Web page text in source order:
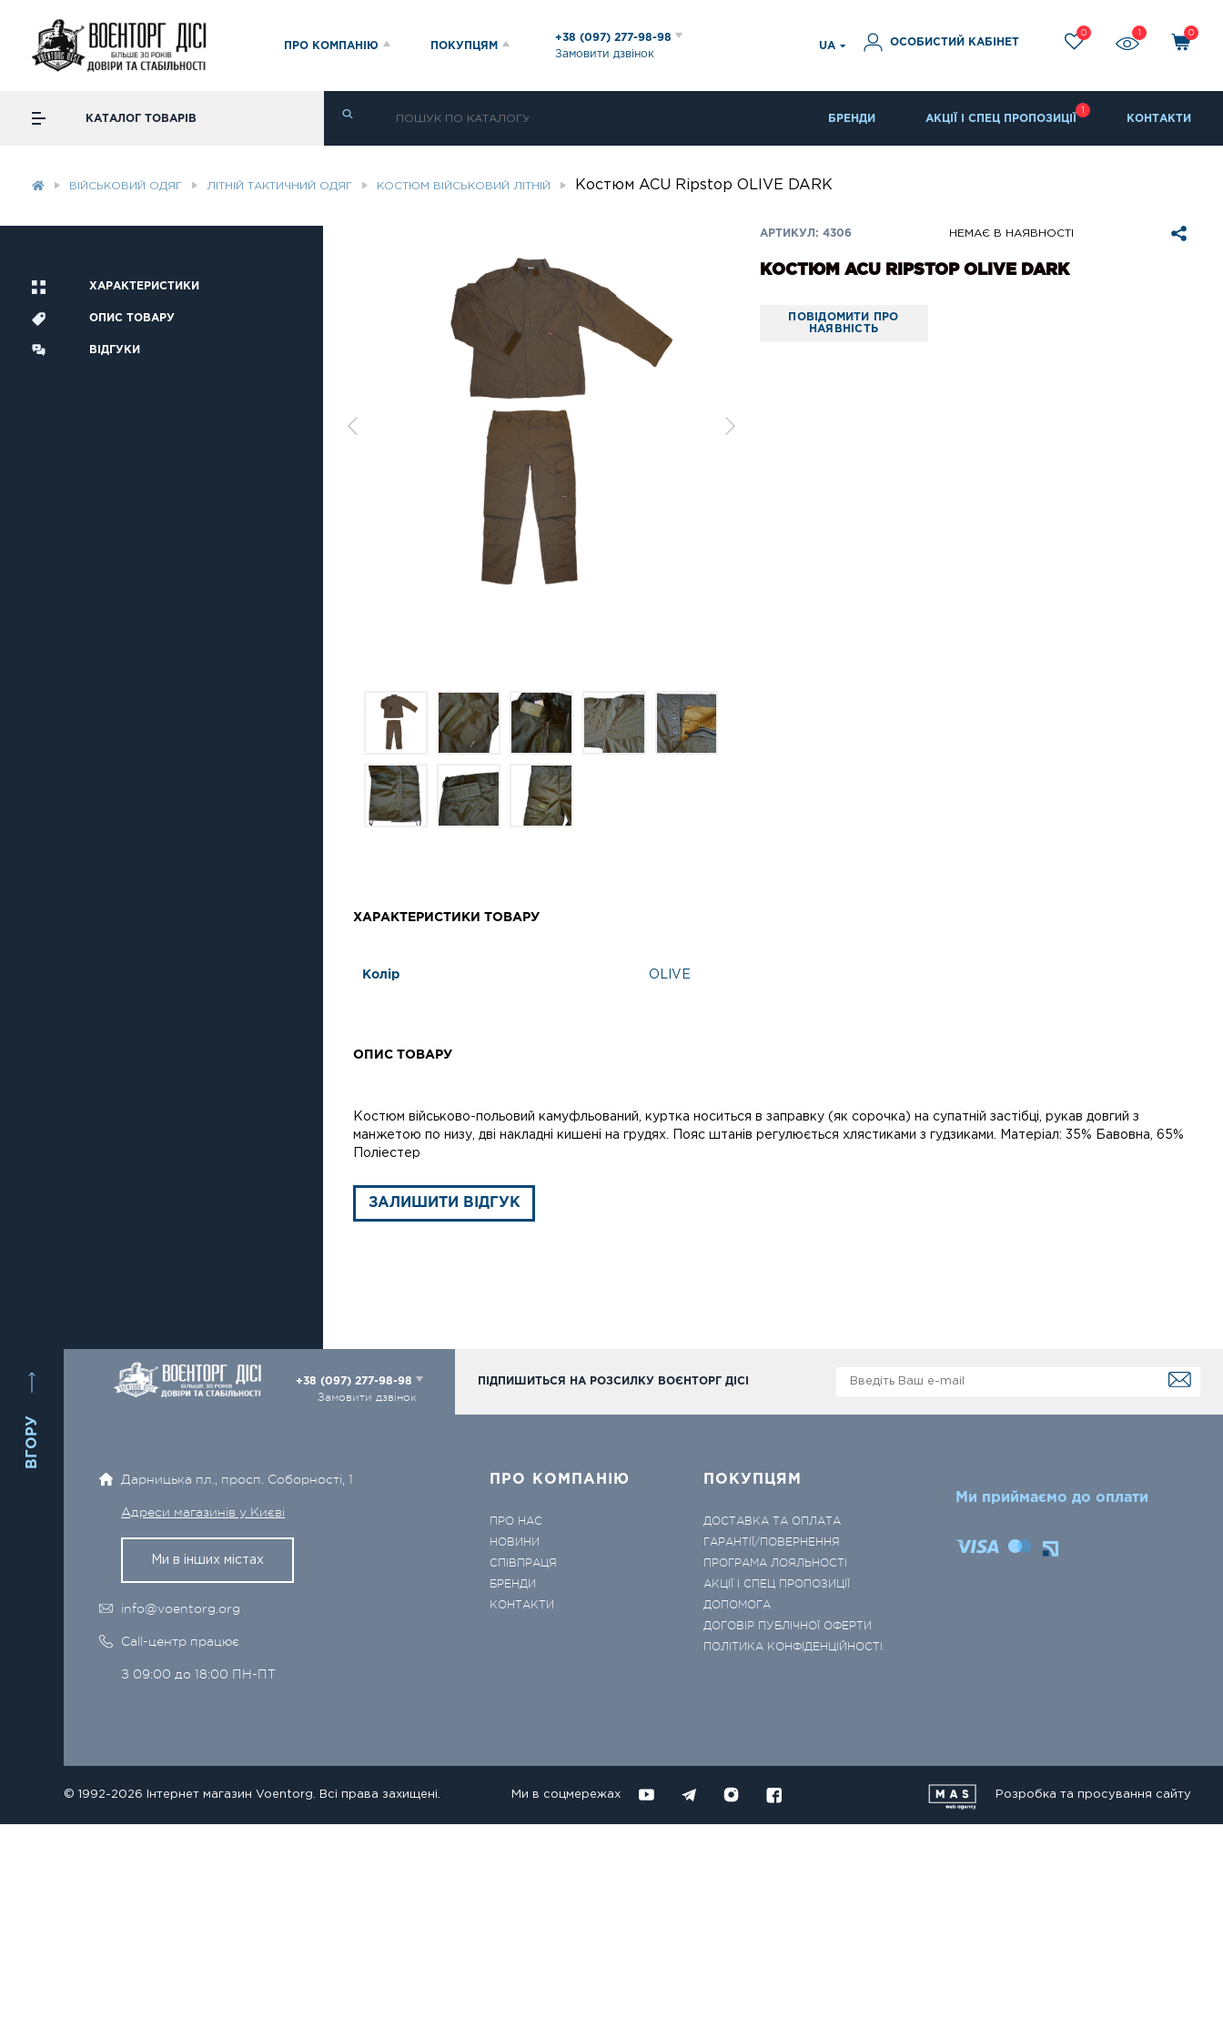
ПРО КОМПАНІЮ ПОКУПЦЯМ
+38 (097) 277-98-98
Замовити дзвінок
UA ОСОБИСТИЙ КАБІНЕТ
0 0
КАТАЛОГ ТОВАРІВ БРЕНДИ АКЦІЇ І СПЕЦ ПРОПОЗИЦІЇ КОНТАКТИ
ВІЙСЬКОВИЙ ОДЯГ ЛІТНІЙ ТАКТИЧНИЙ ОДЯГ КОСТЮМ ВІЙСЬКОВИЙ ЛІТНІЙ Костюм ACU Ripstop OLIVE DARK
ХАРАКТЕРИСТИКИ
ОПИС ТОВАРУ
ВІДГУКИ
АРТИКУЛ: 4306 НЕМАЄ В НАЯВНОСТІ
КОСТЮМ ACU RIPSTOP OLIVE DARK
ПОВІДОМИТИ ПРО
НАЯВНІСТЬ
ХАРАКТЕРИСТИКИ ТОВАРУ
Колір OLIVE
ОПИС ТОВАРУ
Костюм військово-польовий камуфльований, куртка носиться в заправку (як сорочка) на супатній застібці, рукав довгий з
манжетою по низу, дві накладні кишені на грудях. Пояс штанів регулюється хлястиками з гудзиками. Матеріал: 35% Бавовна, 65%
Поліестер
ЗАЛИШИТИ ВІДГУК
ВГОРУ
+38 (097) 277-98-98
Замовити дзвінок
ПІДПИШИТЬСЯ НА РОЗСИЛКУ ВОЄНТОРГ ДІСІ
Дарницька пл., просп. Соборності, 1
Адреси магазинів у Києві
Ми в інших містах
info@voentorg.org
Call-центр працює
З 09:00 до 18:00 ПН-ПТ
ПРО КОМПАНІЮ
ПРО НАС
НОВИНИ
СПІВПРАЦЯ
БРЕНДИ
КОНТАКТИ
ПОКУПЦЯМ
ДОСТАВКА ТА ОПЛАТА
ГАРАНТІЇ/ПОВЕРНЕННЯ
ПРОГРАМА ЛОЯЛЬНОСТІ
АКЦІЇ І СПЕЦ ПРОПОЗИЦІЇ
ДОПОМОГА
ДОГОВІР ПУБЛІЧНОЇ ОФЕРТИ
ПОЛІТИКА КОНФІДЕНЦІЙНОСТІ
Ми приймаємо до оплати
© 1992-2026 Інтернет магазин Voentorg. Всі права захищені. Ми в соцмережах Розробка та просування сайту